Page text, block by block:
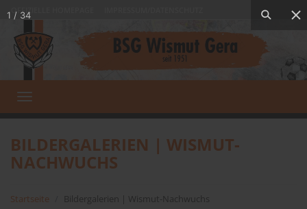
OFFIZIELLE HOMEPAGE
Toggle
navigation
BILDERGALERIEN | WISMUT-
NACHWUCHS
Startseite Bildergalerien | Wismut-Nachwuchs
1 / 34